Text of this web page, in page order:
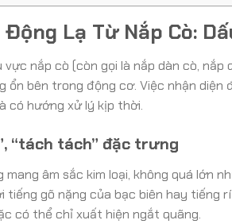
Lạ Từ Nắp Cò:
nắp cò (còn gọi là nắp dàn cò,
ổn bên trong động cơ. Việc nhận
có hướng xử lý kịp thời.
“tách tách” đặc trưng
âm sắc kim loại, không quá lớn
tiếng gõ nặng của bạc biên hay
có thể chỉ xuất hiện ngắt quãng.